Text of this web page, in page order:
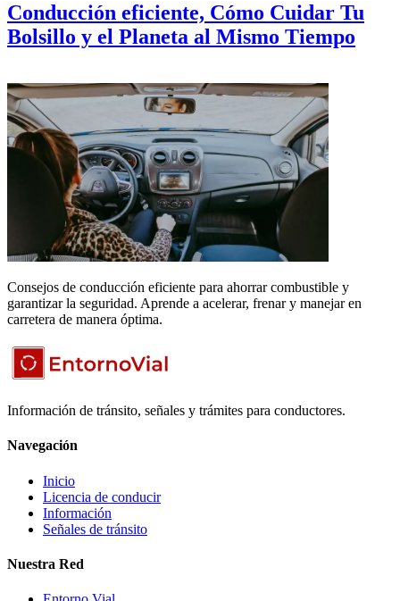
Conducción eficiente, Cómo Cuidar Tu
Bolsillo y el Planeta al Mismo Tiempo
Consejos de conducción eficiente para ahorrar combustible y
garantizar la seguridad. Aprende a acelerar, frenar y manejar en
carretera de manera óptima.
Información de tránsito, señales y trámites para conductores.
Navegación
Inicio
Licencia de conducir
Información
Señales de tránsito
Nuestra Red